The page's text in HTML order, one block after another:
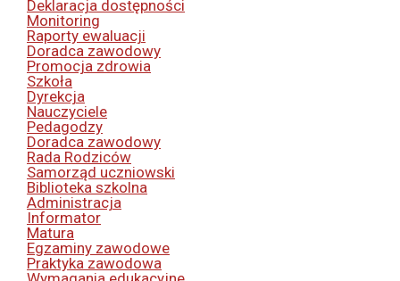
Deklaracja dostępności
Monitoring
Raporty ewaluacji
Doradca zawodowy
Promocja zdrowia
Szkoła
Dyrekcja
Nauczyciele
Pedagodzy
Doradca zawodowy
Rada Rodziców
Samorząd uczniowski
Biblioteka szkolna
Administracja
Informator
Matura
Egzaminy zawodowe
Praktyka zawodowa